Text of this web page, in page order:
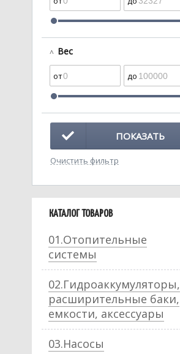
керамика (1)
Вес
ПОКАЗАТЬ
Очистить фильтр
КАТАЛОГ ТОВАРОВ
01.Отопительные
системы
02.Гидроаккумуляторы,
расширительные баки,
емкости, аксессуары
03.Насосы